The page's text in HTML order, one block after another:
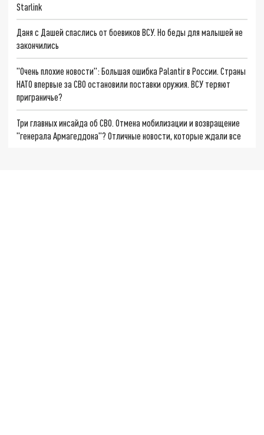
Starlink
Даня с Дашей спаслись от боевиков ВСУ. Но беды для малышей не
закончились
"Очень плохие новости": Большая ошибка Palantir в России. Страны
НАТО впервые за СВО остановили поставки оружия. ВСУ теряют
приграничье?
Три главных инсайда об СВО. Отмена мобилизации и возвращение
"генерала Армагеддона"? Отличные новости, которые ждали все